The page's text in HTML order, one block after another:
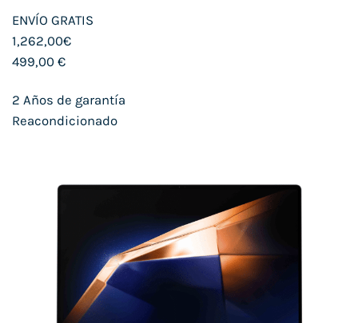
ENVÍO GRATIS
1,262,00€
499,00 €
2 Años de garantía
Reacondicionado